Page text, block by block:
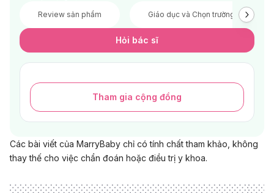
Review sản phẩm Giáo dục và Chọn trường
Hỏi bác sĩ
Tham gia cộng đồng
Các bài viết của MarryBaby chỉ có tính chất tham khảo, không
thay thế cho việc chẩn đoán hoặc điều trị y khoa.